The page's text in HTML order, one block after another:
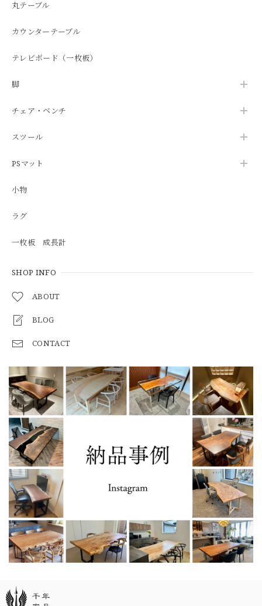
丸テーブル
カウンターテーブル
テレビボード（一枚板）
脚
チェア・ベンチ
スツール
PSマット
小物
ラグ
一枚板 成長計
SHOP INFO
ABOUT
BLOG
CONTACT